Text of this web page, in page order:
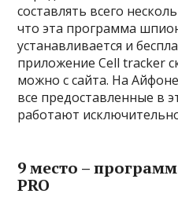
составлять всего
что эта программа
устанавливается и
приложение Cell tracker
можно с сайта. На
все предоставленные в
работают
9 место –
PRO